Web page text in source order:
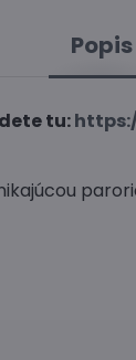
Popis
tu: